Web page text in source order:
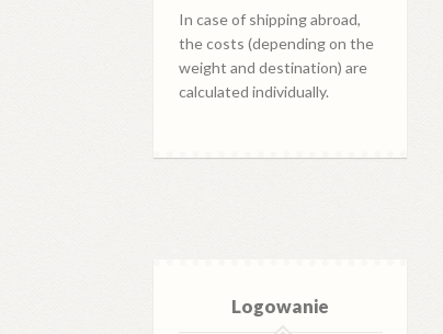
In case of shipping abroad,
the costs (depending on the
weight and destination) are
calculated individually.
Logowanie